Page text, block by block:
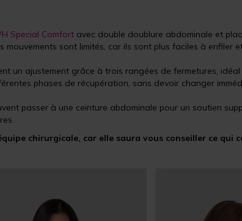
Special Comfort avec double doublure abdominale et
mouvements sont limités, car ils sont plus faciles à enfiler
un ajustement grâce à trois rangées de fermetures,
phases de récupération, sans devoir changer
passer à une ceinture abdominale pour un soutien
chirurgicale, car elle saura vous conseiller ce qui